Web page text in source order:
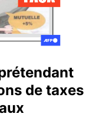
de taxes